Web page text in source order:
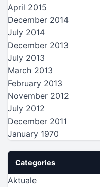
April 2015
December 2014
July 2014
December 2013
July 2013
March 2013
February 2013
November 2012
July 2012
December 2011
January 1970
Categories
Aktuale